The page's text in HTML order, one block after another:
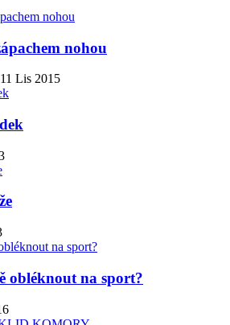
nohou
11 Lis 2015
obléknout na sport?